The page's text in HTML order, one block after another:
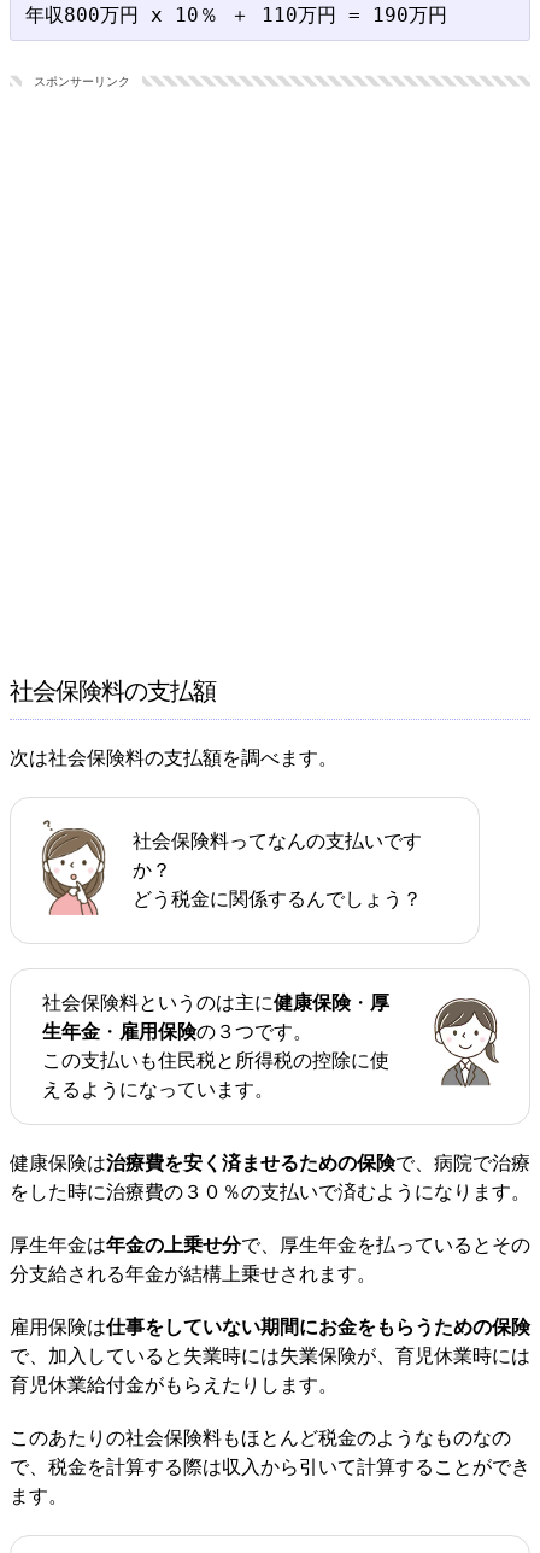
スポンサーリンク
社会保険料の支払額
次は社会保険料の支払額を調べます。
社会保険料ってなんの支払いです
か？
どう税金に関係するんでしょう？
社会保険料というのは主に健康保険・ 厚
生年金 ・ 雇用保険の３つです。
この支払いも住民税と所得税の控除に使
えるようになっています。
健康保険は治療費を安く済ませるための保険で、病院で治療
をした時に治療費の３０％の支払いで済むようになります。
厚生年金は年金の上乗せ分で、厚生年金を払っているとその
分支給される年金が結構上乗せされます。
雇用保険は仕事をしていない期間にお金をもらうための保険
で、加入していると失業時には失業保険が、育児休業時には
育児休業給付金がもらえたりします。
このあたりの社会保険料もほとんど税金のようなものなの
で、税金を計算する際は収入から引いて計算することができ
ます。